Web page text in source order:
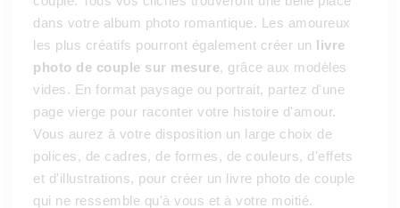
dans votre album photo romantique. Les amoureux
les plus créatifs pourront également créer un livre
photo de couple sur mesure, grâce aux modèles
vides. En format paysage ou portrait, partez d'une
page vierge pour raconter votre histoire d'amour.
Vous aurez à votre disposition un large choix de
polices, de cadres, de formes, de couleurs, d'effets
et d'illustrations, pour créer un livre photo de couple
qui ne ressemble qu'à vous et à votre moitié.